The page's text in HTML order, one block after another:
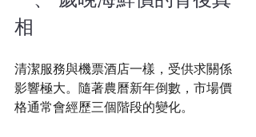
相
清潔服務與機票酒店一樣，受供求關係
影響極大。隨著農曆新年倒數，市場價
格通常會經歷三個階段的變化。